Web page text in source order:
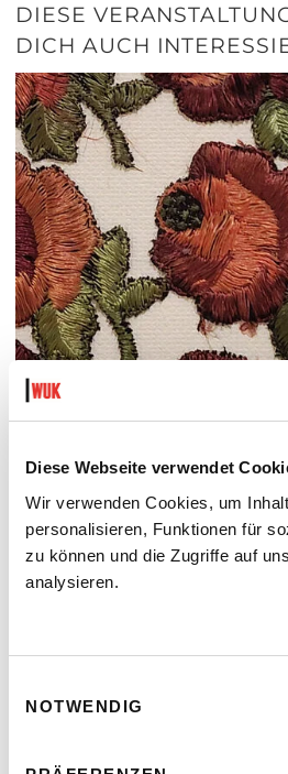
Diese Webseite verwendet
Wir verwenden Cookies, um
personalisieren, Funktionen für
zu können und die Zugriffe auf
analysieren.
NOTWENDIG
DIESE
DICH AUCH
SECOND NATURE
Di 18.8. bis Sa 22.8.2026
IntAkt Galerie
Barrierefrei über Lift D